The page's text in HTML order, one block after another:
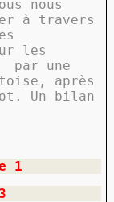
nous
à travers
les
par une
après
Un bilan
1